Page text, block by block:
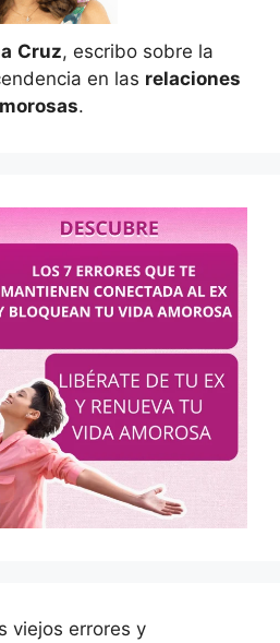
Cruz, escribo sobre la
en las relaciones
.
viejos errores y